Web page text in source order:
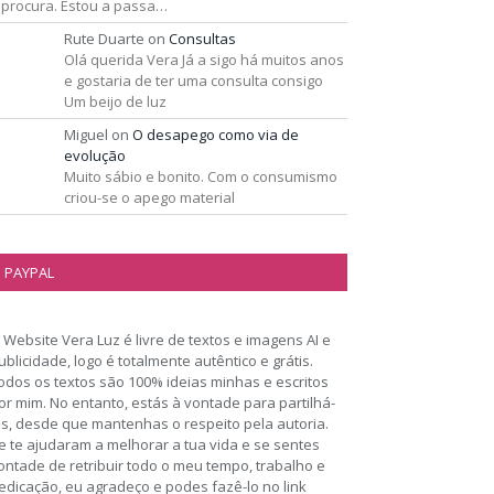
Estou a passa…
Rute Duarte on Consultas
Olá querida Vera Já a sigo há muitos anos
e gostaria de ter uma consulta consigo
Um beijo de luz
Miguel on O desapego como via de
evolução
Muito sábio e bonito. Com o consumismo
criou-se o apego material
PAYPAL
Website Vera Luz é livre de textos e imagens AI e
logo é totalmente autêntico e grátis.
os textos são 100% ideias minhas e escritos
mim. No entanto, estás à vontade para partilhá-
desde que mantenhas o respeito pela autoria.
te ajudaram a melhorar a tua vida e se sentes
de retribuir todo o meu tempo, trabalho e
eu agradeço e podes fazê-lo no link